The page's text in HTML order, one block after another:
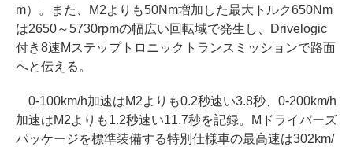
m）。また、M2よりも50Nm増加した最大トルク650Nm
は2650～5730rpmの幅広い回転域で発生し、Drivelogic
付き8速Mステップトロニックトランスミッションで路面
へと伝える。
0-100km/h加速はM2よりも0.2秒速い3.8秒、0-200km/h
加速はM2よりも1.2秒速い11.7秒を記録。Mドライバーズ
パッケージを標準装備する特別仕様車の最高速は302km/